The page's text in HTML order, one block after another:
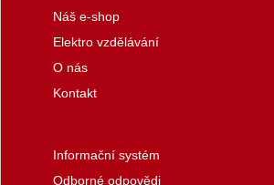
Náš e-shop
Elektro vzdělávání
O nás
Kontakt
Informační systém
Odborné odpovědi